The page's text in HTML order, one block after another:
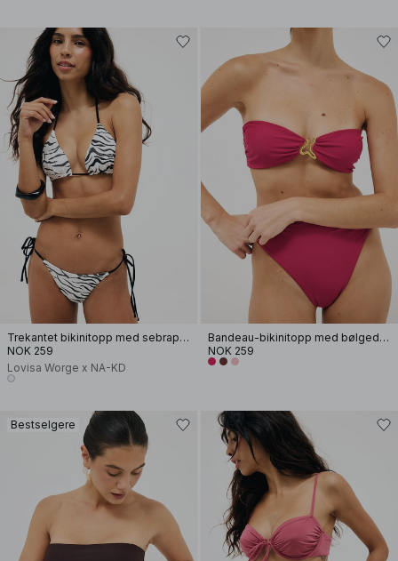
Trekantet bikinitopp med sebraprint
NOK 259
Lovisa Worge x NA-KD
Bandeau-bikinitopp med bølgedesign
NOK 259
Bestselgere